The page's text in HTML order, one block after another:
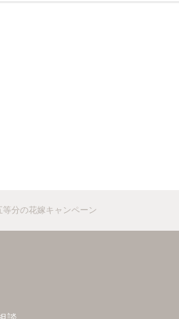
等分の花嫁キャンペーン